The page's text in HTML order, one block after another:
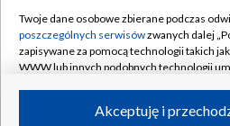
Rada Programowa
System NOS
Informacje o nadawcy
Program dla prasy
Kanały
Twoje dane osobowe zbierane podczas
poszczególnych serwisówzwanych dalej
zapisywane za pomocą technologii takich
WWW lub innych podobnych technologii
ruchu w Internecie.Akceptuję i